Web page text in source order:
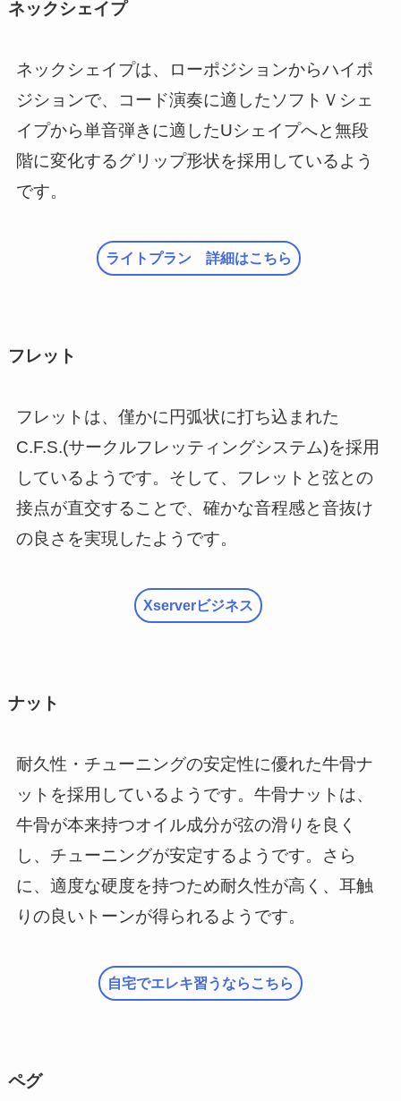
ネックシェイプ
ネックシェイプは、ローポジションからハイポ
ジションで、コード演奏に適したソフトＶシェ
イプから単音弾きに適したUシェイプへと無段
階に変化するグリップ形状を採用しているよう
です。
ライトプラン 詳細はこちら
フレット
フレットは、僅かに円弧状に打ち込まれた
C.F.S.(サークルフレッティングシステム)を採用
しているようです。そして、フレットと弦との
接点が直交することで、確かな音程感と音抜け
の良さを実現したようです。
Xserverビジネス
ナット
耐久性・チューニングの安定性に優れた牛骨ナ
ットを採用しているようです。牛骨ナットは、
牛骨が本来持つオイル成分が弦の滑りを良く
し、チューニングが安定するようです。さら
に、適度な硬度を持つため耐久性が高く、耳触
りの良いトーンが得られるようです。
自宅でエレキ習うならこちら
ペグ